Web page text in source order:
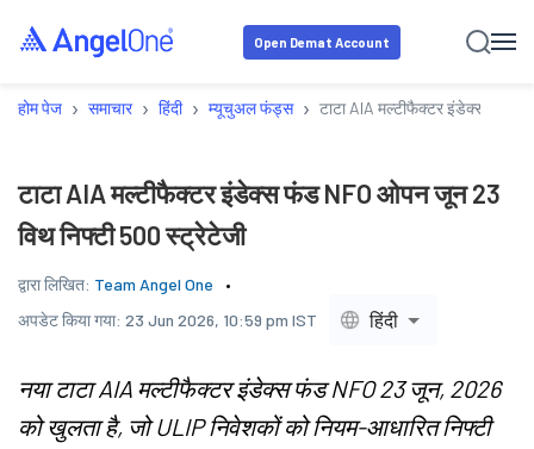
Open Demat Account
होम पेज › समाचार › हिंदी › म्यूचुअल फंड्स › टाटा AIA मल्टीफैक्टर इंडेक्स फंड
टाटा AIA मल्टीफैक्टर इंडेक्स फंड NFO ओपन जून 23
विथ निफ्टी 500 स्ट्रेटेजी
द्वारा लिखित: Team Angel One
अपडेट किया गया: 23 Jun 2026, 10:59 pm IST हिंदी
नया टाटा AIA मल्टीफैक्टर इंडेक्स फंड NFO 23 जून, 2026
को खुलता है, जो ULIP निवेशकों को नियम-आधारित निफ्टी